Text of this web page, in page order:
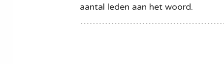
aantal leden aan het woord.